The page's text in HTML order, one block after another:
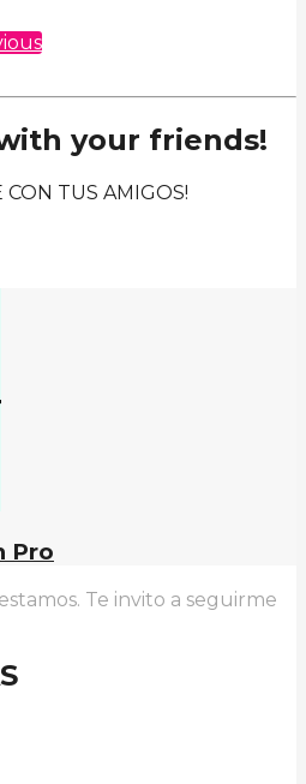
your friends!
CON TUS AMIGOS!
Pro
Te invito a seguirme